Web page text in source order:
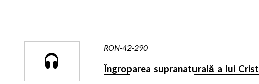
RON-42-290
Îngroparea supranaturală a lui